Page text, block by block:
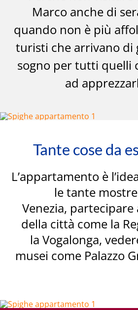
Marco anche di
quando non è più
turisti che arrivano di
sogno per tutti quelli
ad
Tante cose da
L’appartamento è
le tante
Venezia,
della città come la
la Vogalonga,
musei come Palazzo